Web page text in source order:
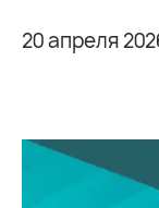
20 апреля